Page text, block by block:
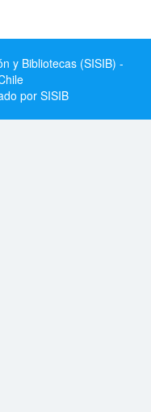
y Bibliotecas (SISIB) -
por SISIB